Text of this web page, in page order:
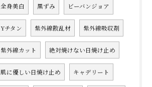
全身美白 黒ずみ ビーバンジョア
Yチタン 紫外線散乱材 紫外線吸収剤
紫外線カット 絶対焼けない日焼け止め
肌に優しい日焼け止め キャデリート